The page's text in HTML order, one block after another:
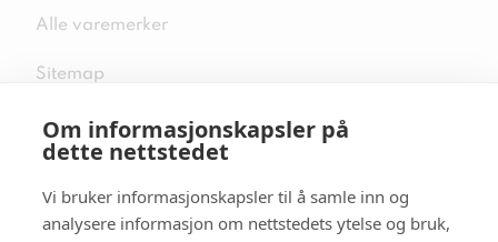
Om informasjonskapsler på
dette nettstedet
Vi bruker informasjonskapsler til å samle inn og
analysere informasjon om nettstedets ytelse og bruk,
Alle varemerker
Sitemap
Følg oss i sosiale medier